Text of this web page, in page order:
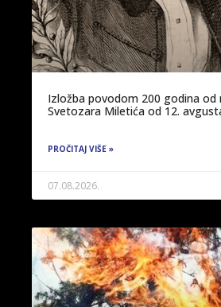
Izložba povodom 200 godina od
Svetozara Miletića od 12.
PROČITAJ VIŠE »
07.08.2026.